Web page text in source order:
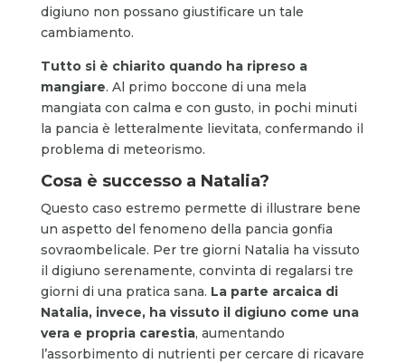
digiuno non possano giustificare un tale
cambiamento.
Tutto si è chiarito quando ha ripreso a
mangiare. Al primo boccone di una mela
mangiata con calma e con gusto, in pochi minuti
la pancia è letteralmente lievitata, confermando il
problema di meteorismo.
Cosa è successo a Natalia?
Questo caso estremo permette di illustrare bene
un aspetto del fenomeno della pancia gonfia
sovraombelicale. Per tre giorni Natalia ha vissuto
il digiuno serenamente, convinta di regalarsi tre
giorni di una pratica sana. La parte arcaica di
Natalia, invece, ha vissuto il digiuno come una
vera e propria carestia, aumentando
l’assorbimento di nutrienti per cercare di ricavare